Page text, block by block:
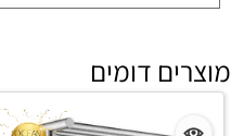
מוצרים דומים